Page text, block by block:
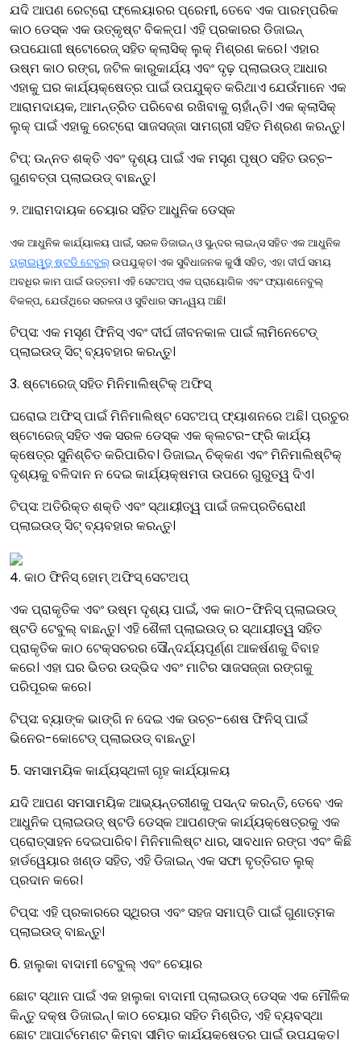
ଯଦି ଆପଣ ରେଟ୍ରୋ ଫ୍ଲେୟାରର ପ୍ରେମୀ, ତେବେ ଏକ ପାରମ୍ପରିକ
କାଠ ଡେସ୍କ ଏକ ଉତ୍କୃଷ୍ଟ ବିକଳ୍ପ। ଏହି ପ୍ରକାରର ଡିଜାଇନ୍
ଉପଯୋଗୀ ଷ୍ଟୋରେଜ୍ ସହିତ କ୍ଲାସିକ୍ ଲୁକ୍ ମିଶ୍ରଣ କରେ। ଏହାର
ଉଷ୍ମ କାଠ ରଙ୍ଗ, ଜଟିଳ କାରୁକାର୍ଯ୍ୟ ଏବଂ ଦୃଢ଼ ପ୍ଲାଇଉଡ୍ ଆଧାର
ଏହାକୁ ଘର କାର୍ଯ୍ୟକ୍ଷେତ୍ର ପାଇଁ ଉପଯୁକ୍ତ କରିଥାଏ ଯେଉଁମାନେ ଏକ
ଆରାମଦାୟକ, ଆମନ୍ତ୍ରିତ ପରିବେଶ ରଖିବାକୁ ଚାହାଁନ୍ତି। ଏକ କ୍ଲାସିକ୍
ଲୁକ୍ ପାଇଁ ଏହାକୁ ରେଟ୍ରୋ ସାଜସଜ୍ଜା ସାମଗ୍ରୀ ସହିତ ମିଶ୍ରଣ କରନ୍ତୁ।
ଟିପ୍: ଉନ୍ନତ ଶକ୍ତି ଏବଂ ଦୃଶ୍ୟ ପାଇଁ ଏକ ମସୃଣ ପୃଷ୍ଠ ସହିତ ଉଚ୍ଚ-
ଗୁଣବତ୍ତା ପ୍ଲାଇଉଡ୍ ବାଛନ୍ତୁ।
୨. ଆରାମଦାୟକ ଚେୟାର ସହିତ ଆଧୁନିକ ଡେସ୍କ
ଏକ ଆଧୁନିକ କାର୍ଯ୍ୟାଳୟ ପାଇଁ, ସରଳ ଡିଜାଇନ୍ ଓ ସୁନ୍ଦର ଲାଇନ୍ସ ସହିତ ଏକ ଆଧୁନିକ
ପ୍ଲାଇୱୁଡ୍ ଷ୍ଟଡି ଟେବୁଲ୍ଉପଯୁକ୍ତ। ଏକ ସୁବିଧାଜନକ କୁର୍ସୀ ସହିତ, ଏହା ଦୀର୍ଘ ସମୟ
ଅବଧିର କାମ ପାଇଁ ଉତ୍ତମ। ଏହି ସେଟଅପ୍ ଏକ ପ୍ରାୟୋଗିକ ଏବଂ ଫ୍ୟାଶନେବୁଲ୍
ବିକଳ୍ପ, ଯେଉଁଥିରେ ସରଳତା ଓ ସୁବିଧାର ସମନ୍ୱୟ ଅଛି।
ଟିପ୍ସ: ଏକ ମସୃଣ ଫିନିସ୍ ଏବଂ ଦୀର୍ଘ ଜୀବନକାଳ ପାଇଁ ଲାମିନେଟେଡ୍
ପ୍ଲାଇଉଡ୍ ସିଟ୍ ବ୍ୟବହାର କରନ୍ତୁ।
3. ଷ୍ଟୋରେଜ୍ ସହିତ ମିନିମାଲିଷ୍ଟିକ୍ ଅଫିସ୍
ଘରୋଇ ଅଫିସ୍ ପାଇଁ ମିନିମାଲିଷ୍ଟ ସେଟଅପ୍ ଫ୍ୟାଶନରେ ଅଛି। ପ୍ରଚୁର
ଷ୍ଟୋରେଜ୍ ସହିତ ଏକ ସରଳ ଡେସ୍କ ଏକ କ୍ଲଟର-ଫ୍ରି କାର୍ଯ୍ୟ
କ୍ଷେତ୍ର ସୁନିଶ୍ଚିତ କରିପାରିବ। ଡିଜାଇନ୍ ଚିକ୍କଣ ଏବଂ ମିନିମାଲିଷ୍ଟିକ୍
ଦୃଶ୍ୟକୁ ବଳିଦାନ ନ ଦେଇ କାର୍ଯ୍ୟକ୍ଷମତା ଉପରେ ଗୁରୁତ୍ୱ ଦିଏ।
ଟିପ୍ସ: ଅତିରିକ୍ତ ଶକ୍ତି ଏବଂ ସ୍ଥାୟୀତ୍ୱ ପାଇଁ ଜଳପ୍ରତିରୋଧୀ
ପ୍ଲାଇଉଡ୍ ସିଟ୍ ବ୍ୟବହାର କରନ୍ତୁ।
4. କାଠ ଫିନିସ୍ ହୋମ୍ ଅଫିସ୍ ସେଟଅପ୍
ଏକ ପ୍ରାକୃତିକ ଏବଂ ଉଷ୍ମ ଦୃଶ୍ୟ ପାଇଁ, ଏକ କାଠ-ଫିନିସ୍ ପ୍ଲାଇଉଡ୍
ଷ୍ଟଡି ଟେବୁଲ୍ ବାଛନ୍ତୁ। ଏହି ଶୈଳୀ ପ୍ଲାଇଉଡ୍ ର ସ୍ଥାୟୀତ୍ୱ ସହିତ
ପ୍ରାକୃତିକ କାଠ ଟେକ୍ସଚରର ସୌନ୍ଦର୍ଯ୍ୟପୂର୍ଣ୍ଣ ଆକର୍ଷଣକୁ ବିବାହ
କରେ। ଏହା ଘର ଭିତର ଉଦ୍ଭିଦ ଏବଂ ମାଟିର ସାଜସଜ୍ଜା ରଙ୍ଗକୁ
ପରିପୂରକ କରେ।
ଟିପ୍ସ: ବ୍ୟାଙ୍କ ଭାଙ୍ଗି ନ ଦେଇ ଏକ ଉଚ୍ଚ-ଶେଷ ଫିନିସ୍ ପାଇଁ
ଭିନେର-କୋଟେଡ୍ ପ୍ଲାଇଉଡ୍ ବାଛନ୍ତୁ।
5. ସମସାମୟିକ କାର୍ଯ୍ୟସ୍ଥଳୀ ଗୃହ କାର୍ଯ୍ୟାଳୟ
ଯଦି ଆପଣ ସମସାମୟିକ ଆଭ୍ୟନ୍ତରୀଣକୁ ପସନ୍ଦ କରନ୍ତି, ତେବେ ଏକ
ଆଧୁନିକ ପ୍ଲାଇଉଡ୍ ଷ୍ଟଡି ଡେସ୍କ ଆପଣଙ୍କ କାର୍ଯ୍ୟକ୍ଷେତ୍ରକୁ ଏକ
ପ୍ରୋତ୍ସାହନ ଦେଇପାରିବ। ମିନିମାଲିଷ୍ଟ ଧାର, ସାବଧାନ ରଙ୍ଗ ଏବଂ କିଛି
ହାର୍ଡୱେୟାର ଖଣ୍ଡ ସହିତ, ଏହି ଡିଜାଇନ୍ ଏକ ସଫା ବୃତ୍ତିଗତ ଲୁକ୍
ପ୍ରଦାନ କରେ।
ଟିପ୍ସ: ଏହି ପ୍ରକାରରେ ସ୍ଥିରତା ଏବଂ ସହଜ ସମାପ୍ତି ପାଇଁ ଗୁଣାତ୍ମକ
ପ୍ଲାଇଉଡ୍ ବାଛନ୍ତୁ।
6. ହାଲୁକା ବାଦାମୀ ଟେବୁଲ୍ ଏବଂ ଚେୟାର
ଛୋଟ ସ୍ଥାନ ପାଇଁ ଏକ ହାଲୁକା ବାଦାମୀ ପ୍ଲାଇଉଡ୍ ଡେସ୍କ ଏକ ମୌଳିକ
କିନ୍ତୁ ଦକ୍ଷ ଡିଜାଇନ୍। କାଠ ଚେୟାର ସହିତ ମିଶ୍ରିତ, ଏହି ବ୍ୟବସ୍ଥା
ଛୋଟ ଆପାର୍ଟମେଣ୍ଟ କିମ୍ବା ସୀମିତ କାର୍ଯ୍ୟକ୍ଷେତ୍ର ପାଇଁ ଉପଯୁକ୍ତ।